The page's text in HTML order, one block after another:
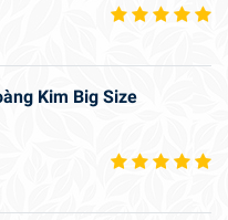
Kim Big Size